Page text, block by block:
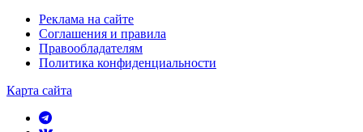
Реклама на сайте
Соглашения и правила
Правообладателям
Политика конфиденциальности
Карта сайта